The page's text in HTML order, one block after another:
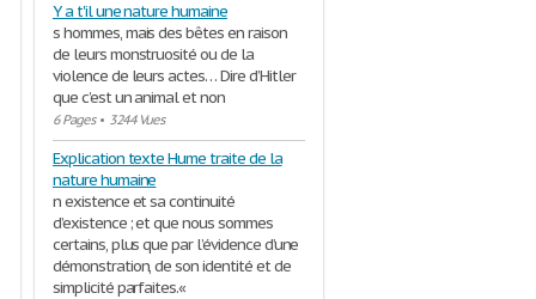
Y a t'il une nature humaine
s hommes, mais des bêtes en raison
de leurs monstruosité ou de la
violence de leurs actes… Dire d’Hitler
que c’est un animal et non
6 Pages• 3244 Vues
Explication texte Hume traite de la
nature humaine
n existence et sa continuité
d’existence ; et que nous sommes
certains, plus que par l’évidence d’une
démonstration, de son identité et de
simplicité parfaites.«